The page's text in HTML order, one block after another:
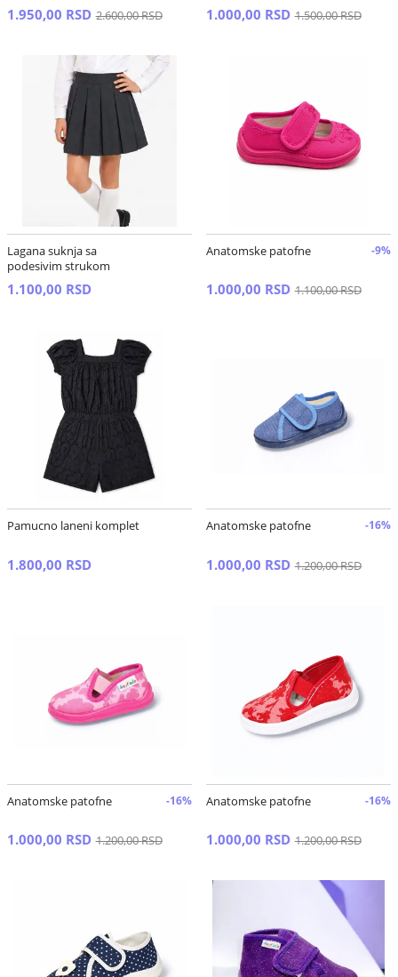
1.950,00 RSD 2.600,00 RSD 1.000,00 RSD 1.500,00 RSD
Lagana suknja sa
podesivim strukom
1.100,00 RSD
Anatomske patofne -9%
1.000,00 RSD 1.100,00 RSD
Pamucno laneni komplet
1.800,00 RSD
Anatomske patofne -16%
1.000,00 RSD 1.200,00 RSD
Anatomske patofne -16%
1.000,00 RSD 1.200,00 RSD
Anatomske patofne -16%
1.000,00 RSD 1.200,00 RSD